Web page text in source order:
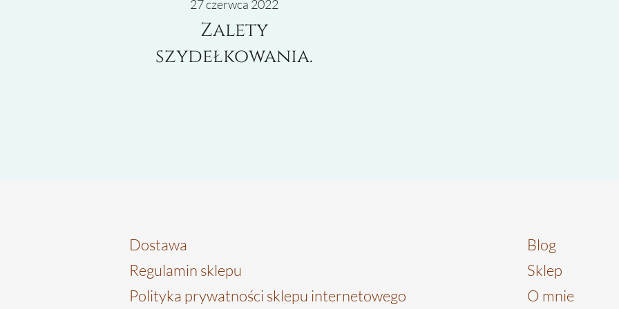
27 czerwca 2022
Zalety
szydełkowania.
Dostawa
Regulamin sklepu
Polityka prywatności sklepu internetowego
Blog
Sklep
O mnie